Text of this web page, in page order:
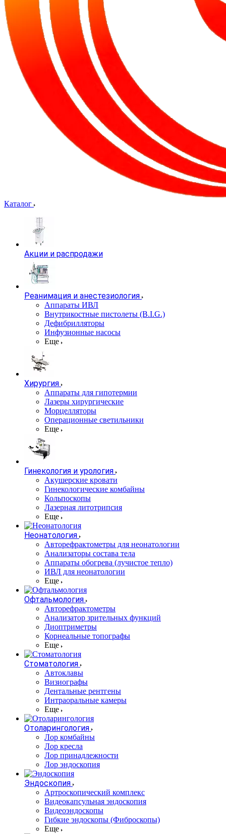
Каталог
Акции и распродажи
Реанимация и анестезиология
Аппараты ИВЛ
Внутрикостные пистолеты (B.I.G.)
Дефибрилляторы
Инфузионные насосы
Еще
Хирургия
Аппараты для гипотермии
Лазеры хирургические
Морцелляторы
Операционные светильники
Еще
Гинекология и урология
Акушерские кровати
Гинекологические комбайны
Кольпоскопы
Лазерная литотрипсия
Еще
Неонатология
Авторефрактометры для неонатологии
Анализаторы состава тела
Аппараты обогрева (лучистое тепло)
ИВЛ для неонатологии
Еще
Офтальмология
Авторефрактометры
Анализатор зрительных функций
Диоптриметры
Корнеальные топографы
Еще
Стоматология
Автоклавы
Визиографы
Дентальные рентгены
Интраоральные камеры
Еще
Отоларингология
Лор комбайны
Лор кресла
Лор принадлежности
Лор эндоскопия
Эндоскопия
Артроскопический комплекс
Видеокапсульная эндоскопия
Видеоэндоскопы
Гибкие эндоскопы (Фиброcкопы)
Еще